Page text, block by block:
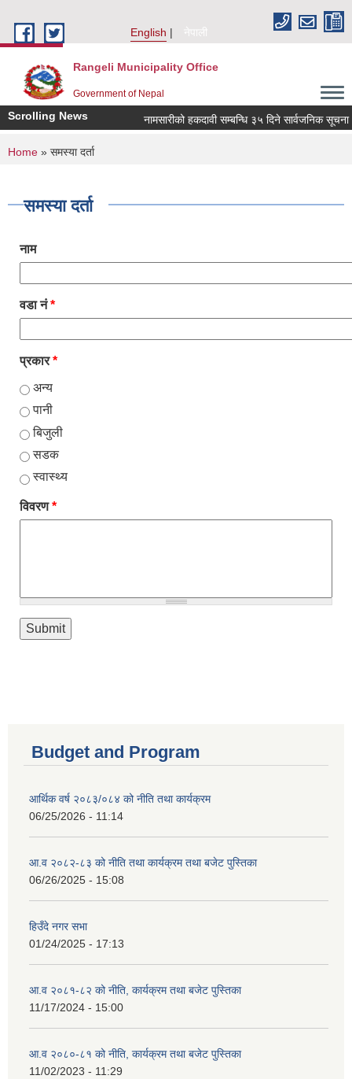
English
नेपाली
Rangeli Municipality Office
Government of Nepal
Scrolling News नामसारीको हकदावी सम्बन्धि ३५ दिने सार्वजनिक सूचना
You are here
Home » समस्या दर्ता
समस्या दर्ता
नाम
वडा नं*
प्रकार*
अन्य
पानी
बिजुली
सडक
स्वास्थ्य
विवरण*
Budget and Program
आर्थिक वर्ष २०८३/०८४ को नीति तथा कार्यक्रम
06/25/2026 - 11:14
आ.व २०८२-८३ को नीति तथा कार्यक्रम तथा बजेट पुस्तिका
06/26/2025 - 15:08
हिउँदे नगर सभा
01/24/2025 - 17:13
आ.व २०८१-८२ को नीति, कार्यक्रम तथा बजेट पुस्तिका
11/17/2024 - 15:00
आ.व २०८०-८१ को नीति, कार्यक्रम तथा बजेट पुस्तिका
11/02/2023 - 11:29